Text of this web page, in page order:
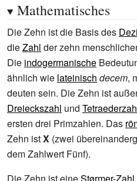
Mathematisches
Die Zehn ist die Basis des
dieZahl der zehn
Die indogermanische
ähnlich wie lateinisch decem,
deuten sein. Die Zehn ist
Dreieckszahl und
ersten drei Primzahlen. Das
Zehn istX (zwei
dem Zahlwert Fünf).